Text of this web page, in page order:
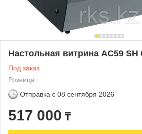
Настольная витрина AC59 SH
Под заказ
Розница
Отправка с 08 сентября 2026
517 000 ₸